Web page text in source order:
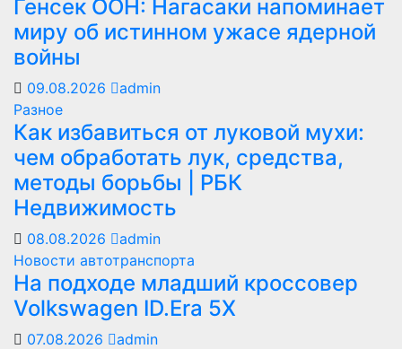
Генсек ООН: Нагасаки напоминает
миру об истинном ужасе ядерной
войны
09.08.2026
admin
Разное
Как избавиться от луковой мухи:
чем обработать лук, средства,
методы борьбы | РБК
Недвижимость
08.08.2026
admin
Новости автотранспорта
На подходе младший кроссовер
Volkswagen ID.Era 5X
07.08.2026
admin